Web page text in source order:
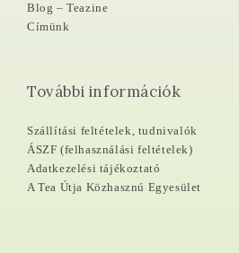
Blog – Teazine
Címünk
További információk
Szállítási feltételek, tudnivalók
ÁSZF (felhasználási feltételek)
Adatkezelési tájékoztató
A Tea Útja Közhasznú Egyesület